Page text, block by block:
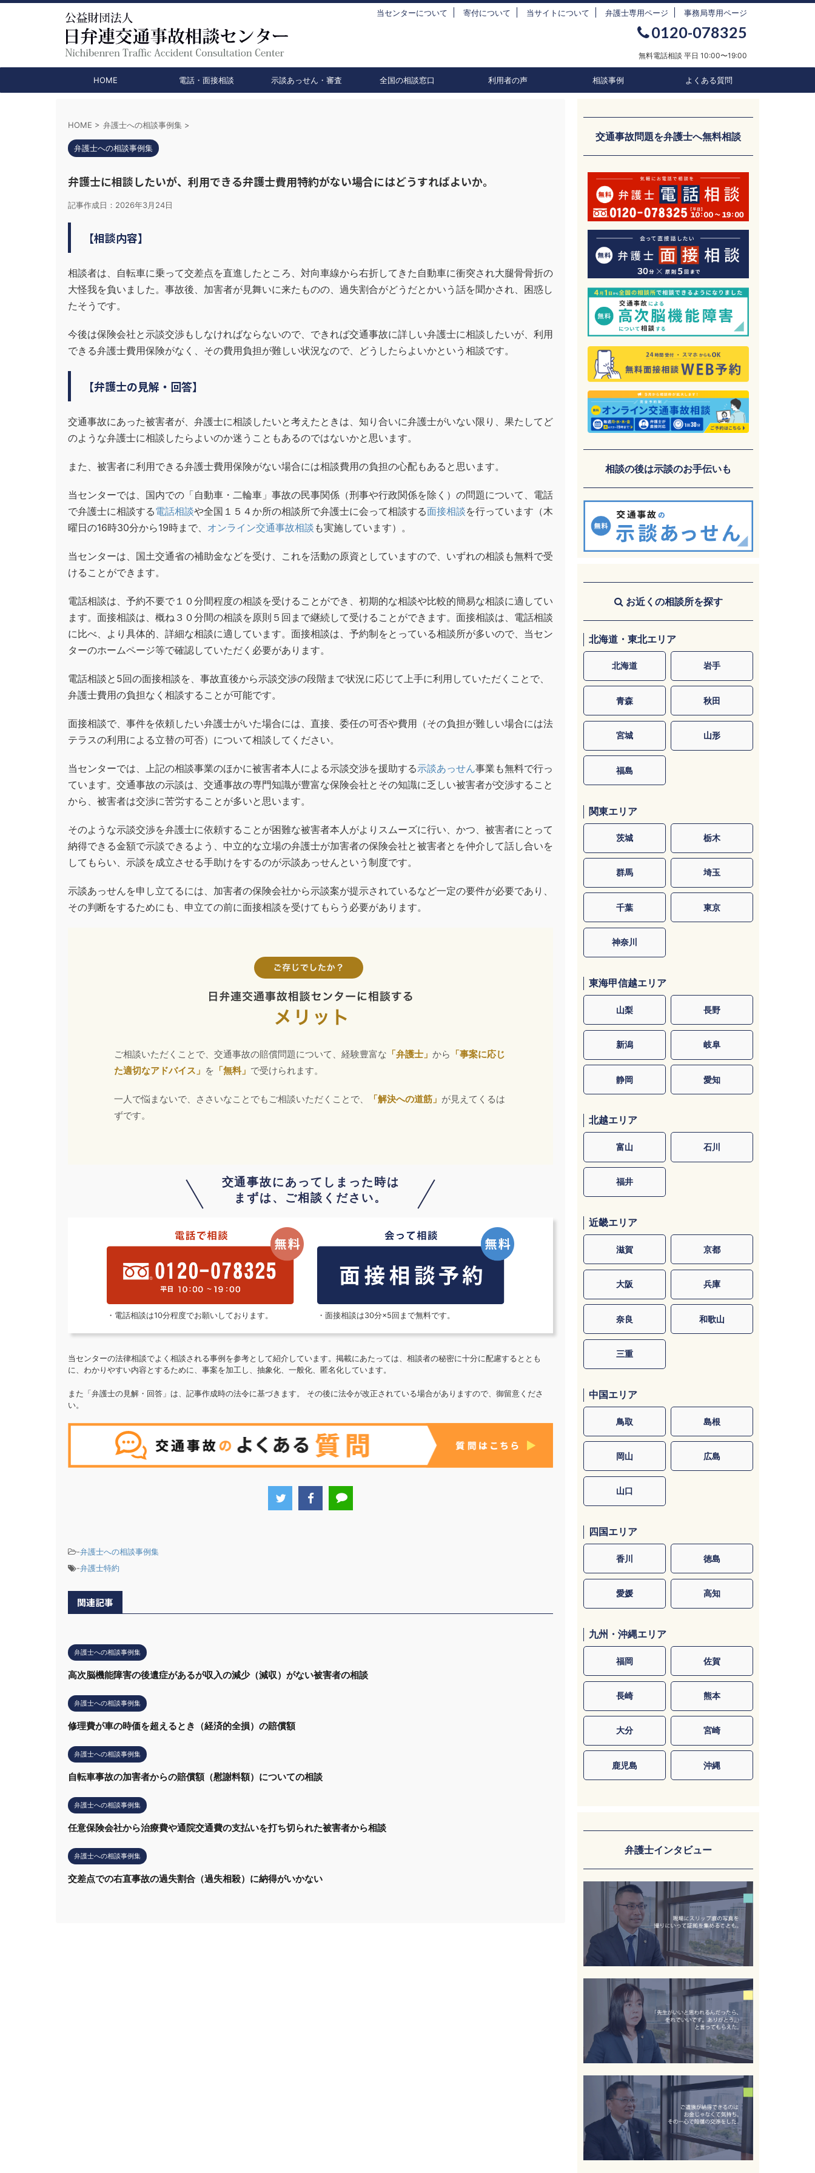
当センターについて 寄付について 当サイトについて 弁護士専用ページ 事務局専用ページ
0120-078325
無料電話相談 平日 10:00〜19:00
HOME 電話・面接相談 示談あっせん・審査 全国の相談窓口 利用者の声 相談事例 よくある質問
HOME > 弁護士への相談事例集 >
弁護士への相談事例集
弁護士に相談したいが、利用できる弁護士費用特約がない場合にはどうすればよいか。
記事作成日： 2026年3月24日
【相談内容】
相談者は、自転車に乗って交差点を直進したところ、対向車線から右折してきた自動車に衝突され大腿骨骨折の
大怪我を負いました。事故後、加害者が見舞いに来たものの、過失割合がどうだとかいう話を聞かされ、困惑し
たそうです。
今後は保険会社と示談交渉もしなければならないので、できれば交通事故に詳しい弁護士に相談したいが、利用
できる弁護士費用保険がなく、その費用負担が難しい状況なので、どうしたらよいかという相談です。
【弁護士の見解・回答】
交通事故にあった被害者が、弁護士に相談したいと考えたときは、知り合いに弁護士がいない限り、果たしてど
のような弁護士に相談したらよいのか迷うこともあるのではないかと思います。
また、被害者に利用できる弁護士費用保険がない場合には相談費用の負担の心配もあると思います。
当センターでは、国内での「自動車・二輪車」事故の民事関係（刑事や行政関係を除く）の問題について、電話
で弁護士に相談する電話相談や全国１５４か所の相談所で弁護士に会って相談する面接相談を行っています（木
曜日の16時30分から19時まで、 オンライン交通事故相談 も実施しています）。
当センターは、国土交通省の補助金などを受け、これを活動の原資としていますので、いずれの相談も無料で受
けることができます。
電話相談は、予約不要で１０分間程度の相談を受けることができ、初期的な相談や比較的簡易な相談に適してい
ます。面接相談は、概ね３０分間の相談を原則５回まで継続して受けることができます。面接相談は、電話相談
に比べ、より具体的、詳細な相談に適しています。面接相談は、予約制をとっている相談所が多いので、当セン
ターのホームページ等で確認していただく必要があります。
電話相談と5回の面接相談を、事故直後から示談交渉の段階まで状況に応じて上手に利用していただくことで、
弁護士費用の負担なく相談することが可能です。
面接相談で、事件を依頼したい弁護士がいた場合には、直接、委任の可否や費用（その負担が難しい場合には法
テラスの利用による立替の可否）について相談してください。
当センターでは、上記の相談事業のほかに被害者本人による示談交渉を援助する示談あっせん事業も無料で行っ
ています。交通事故の示談は、交通事故の専門知識が豊富な保険会社とその知識に乏しい被害者が交渉すること
から、被害者は交渉に苦労することが多いと思います。
そのような示談交渉を弁護士に依頼することが困難な被害者本人がよりスムーズに行い、かつ、被害者にとって
納得できる金額で示談できるよう、中立的な立場の弁護士が加害者の保険会社と被害者とを仲介して話し合いを
してもらい、示談を成立させる手助けをするのが示談あっせんという制度です。
示談あっせんを申し立てるには、加害者の保険会社から示談案が提示されているなど一定の要件が必要であり、
その判断をするためにも、申立ての前に面接相談を受けてもらう必要があります。
ご相談いただくことで、交通事故の賠償問題について、経験豊富な 「弁護士」 から 「事案に応じ
た適切なアドバイス」 を 「無料」 で受けられます。
一人で悩まないで、ささいなことでもご相談いただくことで、 「解決への道筋」 が見えてくるは
ずです。
交通事故にあってしまった時は
まずは、ご相談ください。
・電話相談は10分程度でお願いしております。 ・面接相談は30分×5回まで無料です。
当センターの法律相談でよく相談される事例を参考として紹介しています。掲載にあたっては、相談者の秘密に十分に配慮するととも
に、わかりやすい内容とするために、事案を加工し、抽象化、一般化、匿名化しています。
また「弁護士の見解・回答」は、記事作成時の法令に基づきます。 その後に法令が改正されている場合がありますので、御留意くださ
い。
-弁護士への相談事例集
-弁護士特約
関連記事
弁護士への相談事例集
高次脳機能障害の後遺症があるが収入の減少（減収）がない被害者の相談
弁護士への相談事例集
修理費が車の時価を超えるとき（経済的全損）の賠償額
弁護士への相談事例集
自転車事故の加害者からの賠償額（慰謝料額）についての相談
弁護士への相談事例集
任意保険会社から治療費や通院交通費の支払いを打ち切られた被害者から相談
弁護士への相談事例集
交差点での右直事故の過失割合（過失相殺）に納得がいかない
交通事故問題を弁護士へ無料相談
相談の後は示談のお手伝いも
お近くの相談所を探す
北海道・東北エリア
北海道 岩手
青森 秋田
宮城 山形
福島
関東エリア
茨城 栃木
群馬 埼玉
千葉 東京
神奈川
東海甲信越エリア
山梨 長野
新潟 岐阜
静岡 愛知
北越エリア
富山 石川
福井
近畿エリア
滋賀 京都
大阪 兵庫
奈良 和歌山
三重
中国エリア
鳥取 島根
岡山 広島
山口
四国エリア
香川 徳島
愛媛 高知
九州・沖縄エリア
福岡 佐賀
長崎 熊本
大分 宮崎
鹿児島 沖縄
弁護士インタビュー